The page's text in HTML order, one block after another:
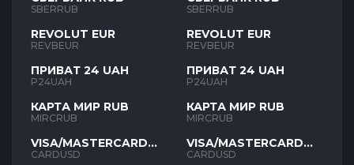
SBERRUB
REVOLUT EUR
REVBEUR
ПРИВАТ 24 UAH
P24UAH
КАРТА МИР RUB
MIRCRUB
VISA/MASTERCARD
USD
CARDUSD
SBERRUB
REVOLUT EUR
REVBEUR
ПРИВАТ 24 UAH
P24UAH
КАРТА МИР RUB
MIRCRUB
VISA/MASTERCARD
USD
CARDUSD